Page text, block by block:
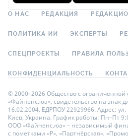
О НАС РЕДАКЦИЯ
ПОЛИТИКА ИИ ЭКСПЕРТЫ
СПЕЦПРОЕКТЫ ПРАВИЛА
КОНФИДЕНЦИАЛЬНОСТЬ
© 2000–2026 Общество с ограниченной
«Файненс.юа», свидетельство на знак
16.02.2004, ЕДРПОУ 22929966. Адрес:
Киев, Украина. График работы: Пн–Пт
ООО «Файненс.юа» – независимый
с пометками «Р», «Партнёрская»,